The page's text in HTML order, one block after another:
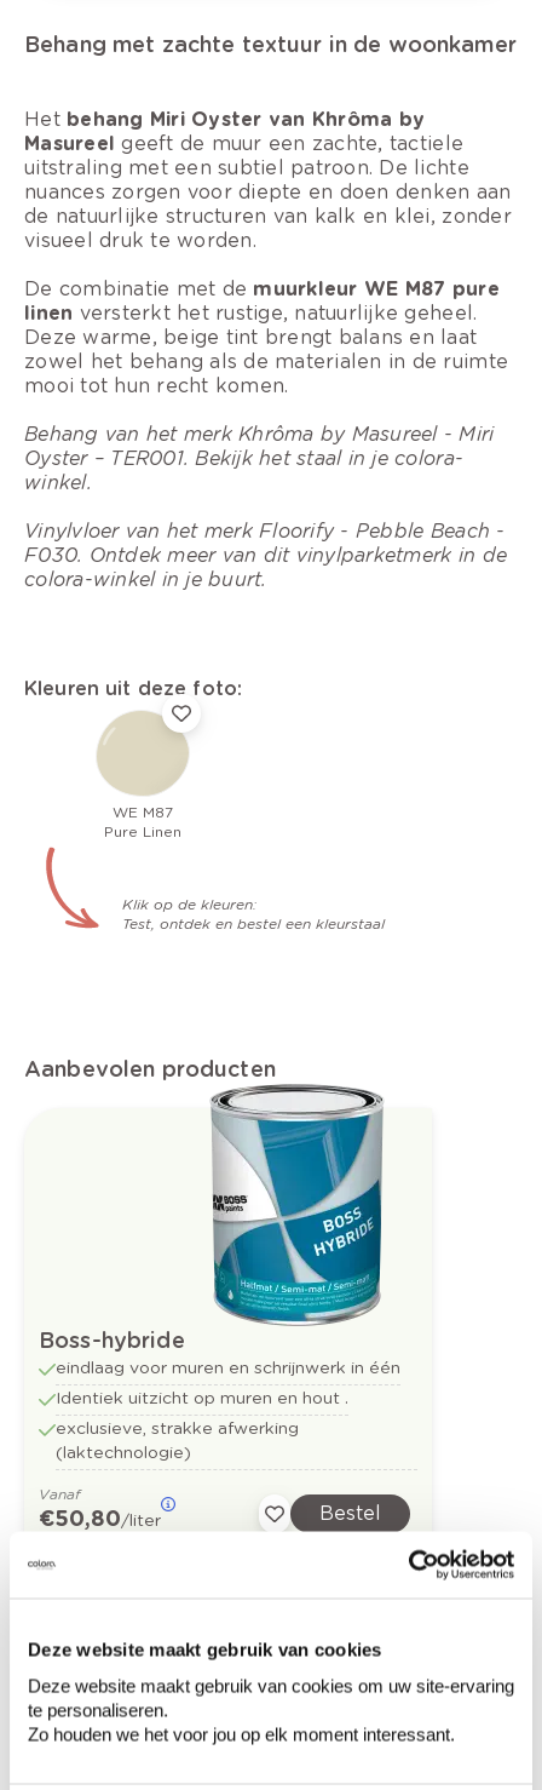
Deze website maakt gebruik van cookies
Deze website maakt gebruik van cookies om uw site-ervaring
te personaliseren.
Zo houden we het voor jou op elk moment interessant.
Behang met zachte textuur in de woonkamer
Het behang Miri Oyster van Khrôma by
Masureel geeft de muur een zachte, tactiele
uitstraling met een subtiel patroon. De lichte
nuances zorgen voor diepte en doen denken aan
de natuurlijke structuren van kalk en klei, zonder
visueel druk te worden.
De combinatie met de muurkleur WE M87 pure
linen versterkt het rustige, natuurlijke geheel.
Deze warme, beige tint brengt balans en laat
zowel het behang als de materialen in de ruimte
mooi tot hun recht komen.
Behang van het merk Khrôma by Masureel - Miri
Oyster – TER001. Bekijk het staal in je colora-
winkel.
Vinylvloer van het merk Floorify - Pebble Beach -
F030. Ontdek meer van dit vinylparketmerk in de
colora-winkel in je buurt.
Kleuren uit deze foto:
WE M87
Pure Linen
Klik op de kleuren:
Test, ontdek en bestel een kleurstaal
Aanbevolen producten
Boss-hybride
eindlaag voor muren en schrijnwerk in één
Identiek uitzicht op muren en hout .
exclusieve, strakke afwerking
(laktechnologie)
Vanaf
€ 50,80/liter Bestel
Ontdek meer inspiratiebeelden voor:
Woonkamer
Minimalistisch
Off white Vinyl parket